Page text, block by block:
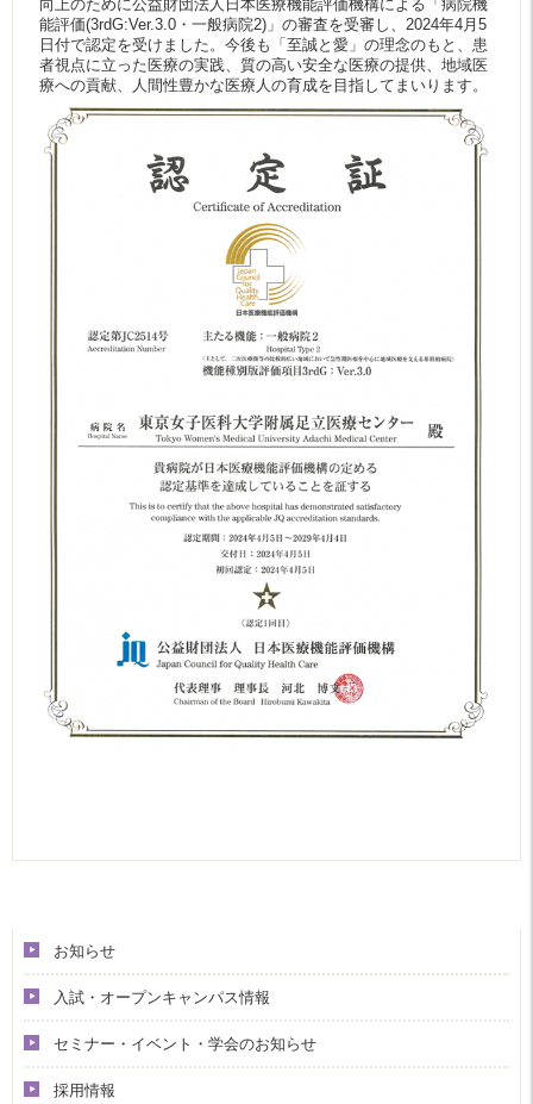
向上のために公益財団法人日本医療機能評価機構による「病院機
能評価(3rdG:Ver.3.0・一般病院2)」の審査を受審し、2024年4月5
日付で認定を受けました。今後も「至誠と愛」の理念のもと、患
者視点に立った医療の実践、質の高い安全な医療の提供、地域医
療への貢献、人間性豊かな医療人の育成を目指してまいります。
お知らせ
入試・オープンキャンパス情報
セミナー・イベント・学会のお知らせ
採用情報